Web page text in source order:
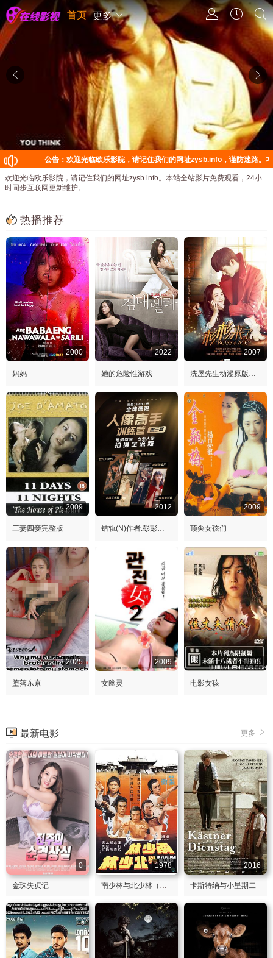
首页 更多
：欢迎光临欧乐影院，请记住我们的网址zysb.info，谨防迷路。本站全站影片免
欢迎光临欧乐影院，请记住我们的网址zysb.info。本站全站影片免费观看，24小
时同步互联网更新维护。
热播推荐
2000
妈妈
2022
她的危险性游戏
2007
洗屋先生动漫原版免费观看
2009
三妻四妾完整版
2012
错轨(N)作者:彭彭的小说
2009
顶尖女孩们
2025
堕落东京
2009
女幽灵
1995
电影女孩
更多
最新电影
0
金珠失贞记
1978
南少林与北少林（粤语版）
2016
卡斯特纳与小星期二